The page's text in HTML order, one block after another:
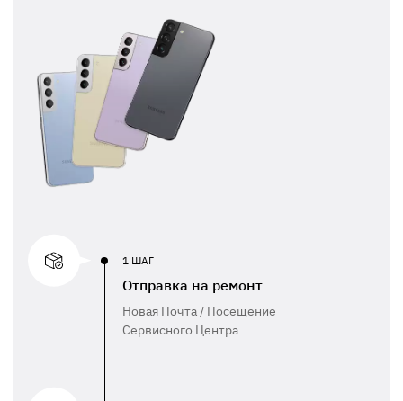
1 ШАГ
Отправка на ремонт
Новая Почта / Посещение
Сервисного Центра